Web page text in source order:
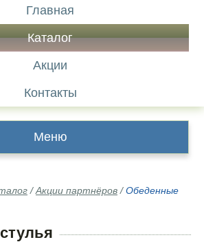
Главная
Каталог
Акции
Контакты
Меню
/Акции партнёров /Обеденные